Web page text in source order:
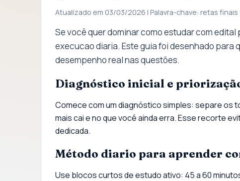
Atualizado em 03/03/2026 | Palavra-chave: retas
Se você quer dominar como estudar com
execucao diaria. Este guia foi desenhado
desempenho real nas questões.
Diagnóstico inicial e
Comece com um diagnóstico simples: separe os
mais cai e no que você ainda erra. Esse recorte
dedicada.
Método diario para aprender
Use blocos curtos de estudo ativo: 45 a 60